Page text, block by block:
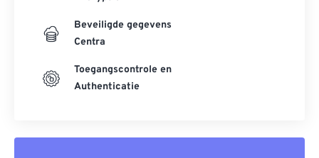
Beveiligde gegevens
Centra
Toegangscontrole en
Authenticatie